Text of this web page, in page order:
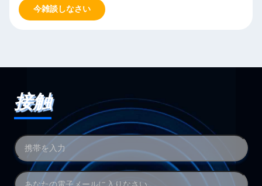
今雑談しなさい
接触